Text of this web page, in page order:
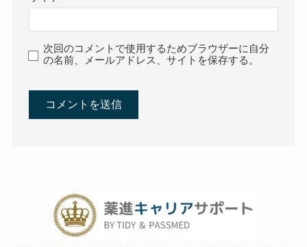
次回のコメントで使用するためブラウザーに自分
の名前、メールアドレス、サイトを保存する。